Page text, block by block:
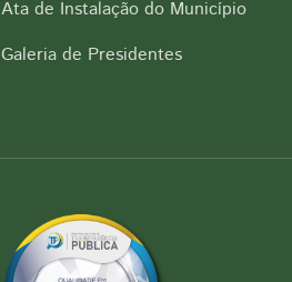
Ata de Instalação do Município
Galeria de Presidentes